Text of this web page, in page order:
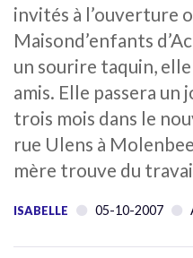
invités à l’ouverture
Maisond’enfants
un sourire taquin,
amis. Elle passera
trois mois dans le
rue Ulens à
mère trouve du
ISABELLE 05-10-2007